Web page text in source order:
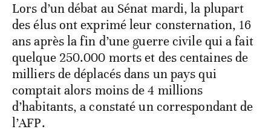
Lors d’un débat au Sénat mardi, la plupart
des élus ont exprimé leur consternation, 16
ans après la fin d’une guerre civile qui a fait
quelque 250.000 morts et des centaines de
milliers de déplacés dans un pays qui
comptait alors moins de 4 millions
d’habitants, a constaté un correspondant de
l’AFP.